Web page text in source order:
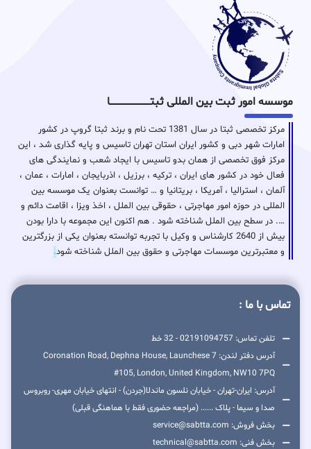
موسسه امور ثبت بین المللی ثبتـــــــــــــــــــــــــــــا
مرکز تخصصی ثبتا در سال 1381 تحت نام و برند ثبتا گروپ در کشور
امارات شهر دبی و کشور ایران استان تهران تاسیس و پایه گذاری شد ، این
مرکز فوق تخصصی از همان بدو تاسیس با ایجاد شعب و نمایندگی های
فعال خود در کشور های ایران ، ترکیه ، برزیل ، اذربایجان ، امارات ، عمان ،
آلمان ، استرالیا ، آمریکا ، بریتانیا و … توانست بعنوان یک موسسه بین
المللی در حوزه امور مهاجرتی ، حقوقی بین الملل ، اخذ ویزا ، اقامت دائم و
…. در سطح بین الملل شناخته شود . هم اکنون این مجموعه با دارا بودن
بیش از 2640 کارشناس و وکیل با تجربه توانسته بعنوان یکی از بزرگترین
و معتبرترین موسسات مهاجرتی و حقوق بین الملل شناخته شود.
تماس با ما :
تلفن تماس: 02191094757 - 32 خط
آدرس دفتر لندن: 7 Coronation Road, Dephna House, Launchese
#105, London, United Kingdom, NW10 7PQ
آدرس: ایران-تهران - خیابان نلسون ماندلا(جردن) - انتهای خیابان مهری- روبروس
صدا و سیما - پلاک ...... (مراجعه حضوری فقط با هماهنگی قبلی)
بخش فروش: service@sabtta.com
بخش فنی: technical@sabtta.com